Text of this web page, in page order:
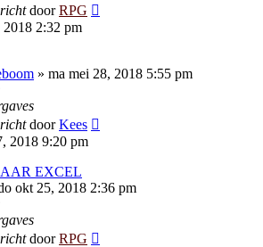
doorRPG
2:32 pm
» ma mei 28, 2018 5:55 pm
doorKees
2018 9:20 pm
EXCEL
okt 25, 2018 2:36 pm
doorRPG